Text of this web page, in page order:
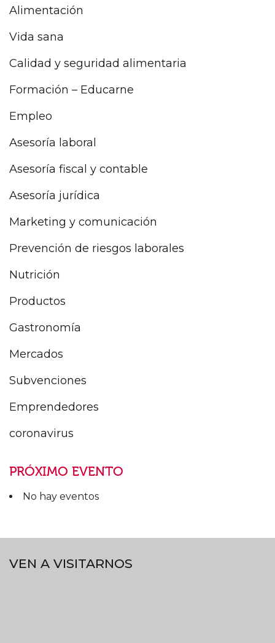
Alimentación
Vida sana
Calidad y seguridad alimentaria
Formación – Educarne
Empleo
Asesoría laboral
Asesoría fiscal y contable
Asesoría jurídica
Marketing y comunicación
Prevención de riesgos laborales
Nutrición
Productos
Gastronomía
Mercados
Subvenciones
Emprendedores
coronavirus
PRÓXIMO EVENTO
No hay eventos
VEN A VISITARNOS